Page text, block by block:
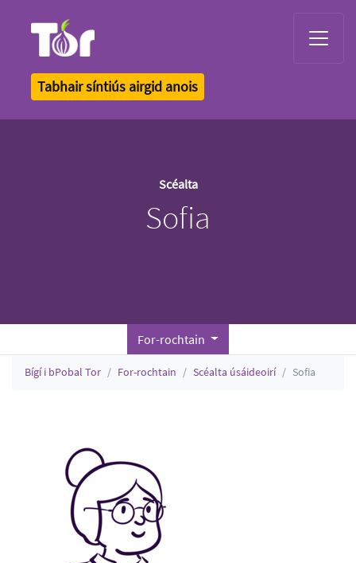
Tabhair síntiús airgid anois
Scéalta
Sofia
For-rochtain
Bígí i bPobal Tor For-rochtain Scéalta úsáideoirí Sofia